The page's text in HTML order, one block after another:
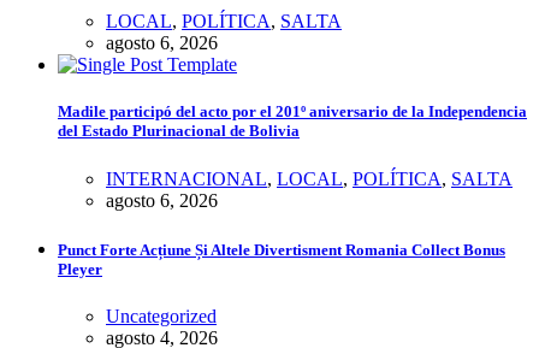
LOCAL, POLÍTICA, SALTA
agosto 6, 2026
Madile participó del acto por el 201º aniversario de la Independencia
del Estado Plurinacional de Bolivia
INTERNACIONAL, LOCAL, POLÍTICA, SALTA
agosto 6, 2026
Punct Forte Acțiune Și Altele Divertisment Romania Collect Bonus
Pleyer
Uncategorized
agosto 4, 2026